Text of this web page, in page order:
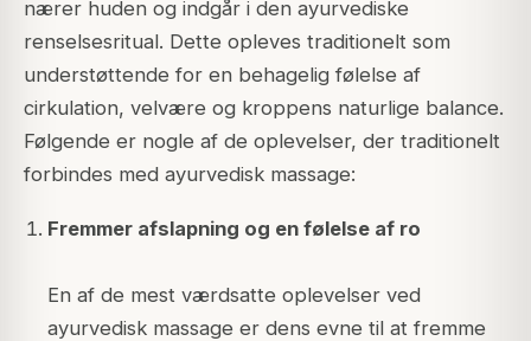
nærer huden og indgår i den ayurvediske
renselsesritual. Dette opleves traditionelt som
understøttende for en behagelig følelse af
cirkulation, velvære og kroppens naturlige balance.
Følgende er nogle af de oplevelser, der traditionelt
forbindes med ayurvedisk massage:
Fremmer afslapning og en følelse af ro
En af de mest værdsatte oplevelser ved
ayurvedisk massage er dens evne til at fremme